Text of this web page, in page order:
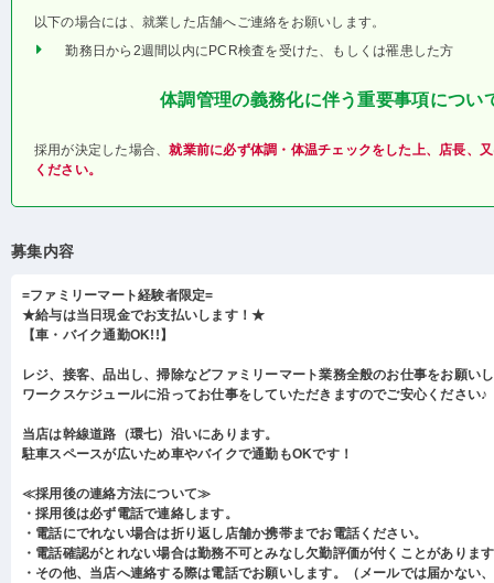
以下の場合には、就業した店舗へご連絡をお願いします。
勤務日から2週間以内にPCR検査を受けた、もしくは罹患した方
体調管理の義務化に伴う重要事項につい
採用が決定した場合、就業前に必ず体調・体温チェックをした上、店長、
ください。
募集内容
=ファミリーマート経験者限定=
★給与は当日現金でお支払いします！★
【車・バイク通勤OK!!】
レジ、接客、品出し、掃除などファミリーマート業務全般のお仕事をお願い
ワークスケジュールに沿ってお仕事をしていただきますのでご安心ください♪
当店は幹線道路（環七）沿いにあります。
駐車スペースが広いため車やバイクで通勤もOKです！
≪採用後の連絡方法について≫
・採用後は必ず電話で連絡します。
・電話にでれない場合は折り返し店舗か携帯までお電話ください。
・電話確認がとれない場合は勤務不可とみなし欠勤評価が付くことがありま
・その他、当店へ連絡する際は電話でお願いします。（メールでは届かない